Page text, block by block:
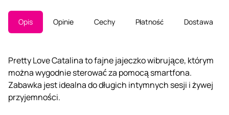
Opis Opinie Cechy Płatność Dostawa
Pretty Love Catalina to fajne jajeczko wibrujące, którym
można wygodnie sterować za pomocą smartfona.
Zabawka jest idealna do długich intymnych sesji i żywej
przyjemności.